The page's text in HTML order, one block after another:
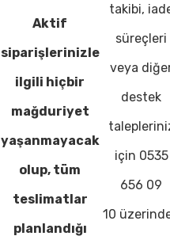
Aktif
siparişlerinizle
ilgili hiçbir
mağduriyet
yaşanmayacak
olup, tüm
teslimatlar
planlandığı
takibi,
süreçleri
veya
destek
için 0535
656 09
10